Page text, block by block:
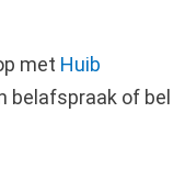
met Huib
belafspraak of bel